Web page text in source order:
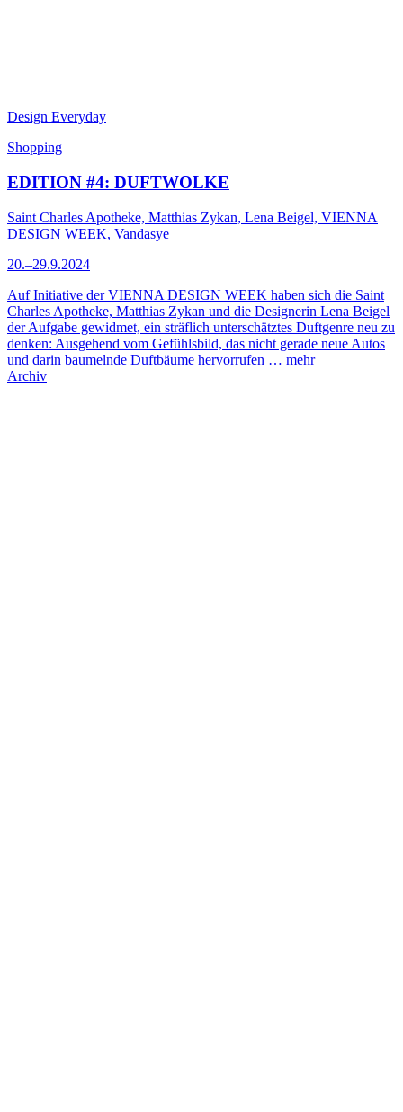
Design Everyday
Shopping
EDITION #4: DUFTWOLKE
Saint Charles Apotheke, Matthias Zykan, Lena Beigel, VIENNA
DESIGN WEEK, Vandasye
20.–29.9.2024
Auf Initiative der VIENNA DESIGN WEEK haben sich die Saint
Charles Apotheke, Matthias Zykan und die Designerin Lena Beigel
der Aufgabe gewidmet, ein sträflich unterschätztes Duftgenre neu zu
denken: Ausgehend vom Gefühlsbild, das nicht gerade neue Autos
und darin baumelnde Duftbäume hervorrufen … mehr
Archiv